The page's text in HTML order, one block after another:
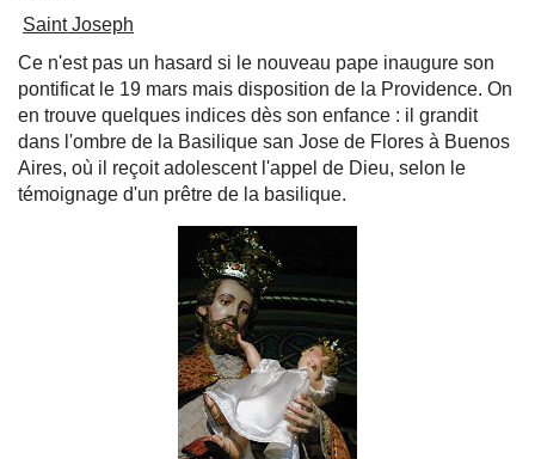
Saint Joseph
Ce n'est pas un hasard si le nouveau pape inaugure son
pontificat le 19 mars mais disposition de la Providence. On
en trouve quelques indices dès son enfance : il grandit
dans l'ombre de la Basilique san Jose de Flores à Buenos
Aires, où il reçoit adolescent l'appel de Dieu, selon le
témoignage d'un prêtre de la basilique.